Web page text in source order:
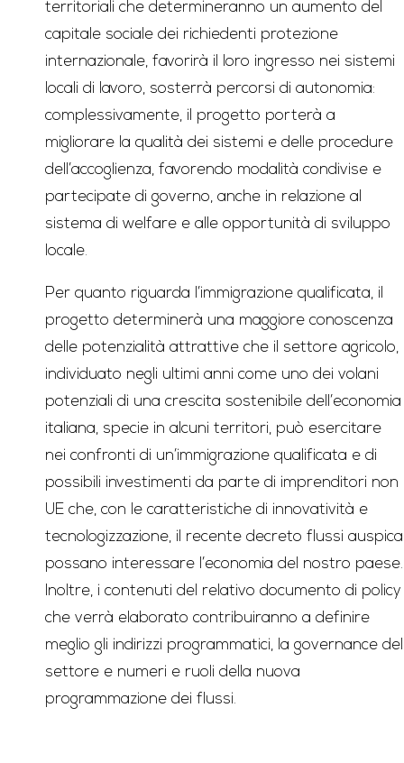
territoriali che determineranno un aumento del
capitale sociale dei richiedenti protezione
internazionale, favorirà il loro ingresso nei sistemi
locali di lavoro, sosterrà percorsi di autonomia:
complessivamente, il progetto porterà a
migliorare la qualità dei sistemi e delle procedure
dell’accoglienza, favorendo modalità condivise e
partecipate di governo, anche in relazione al
sistema di welfare e alle opportunità di sviluppo
locale.
Per quanto riguarda l’immigrazione qualificata, il
progetto determinerà una maggiore conoscenza
delle potenzialità attrattive che il settore agricolo,
individuato negli ultimi anni come uno dei volani
potenziali di una crescita sostenibile dell’economia
italiana, specie in alcuni territori, può esercitare
nei confronti di un’immigrazione qualificata e di
possibili investimenti da parte di imprenditori non
UE che, con le caratteristiche di innovatività e
tecnologizzazione, il recente decreto flussi auspica
possano interessare l’economia del nostro paese.
Inoltre, i contenuti del relativo documento di policy
che verrà elaborato contribuiranno a definire
meglio gli indirizzi programmatici, la governance del
settore e numeri e ruoli della nuova
programmazione dei flussi.